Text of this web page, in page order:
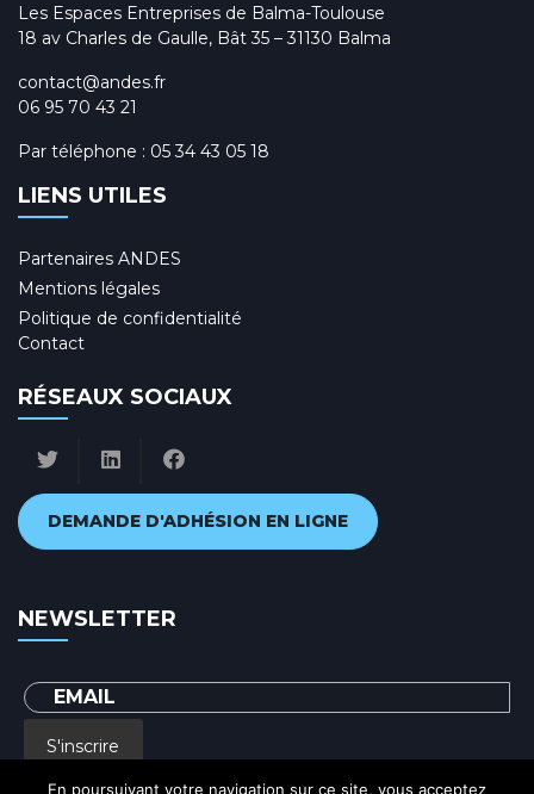
Les Espaces Entreprises de Balma-Toulouse
18 av Charles de Gaulle, Bât 35 – 31130 Balma
contact@andes.fr
06 95 70 43 21
Par téléphone : 05 34 43 05 18
LIENS UTILES
Partenaires ANDES
Mentions légales
Politique de confidentialité
Contact
RÉSEAUX SOCIAUX
DEMANDE D'ADHÉSION EN LIGNE
NEWSLETTER
S'inscrire
En poursuivant votre navigation sur ce site, vous acceptez